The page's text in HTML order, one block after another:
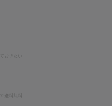
おきたい
送料無料